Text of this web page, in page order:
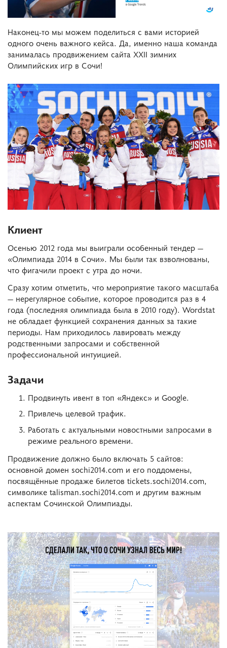
Наконец-то мы можем поделиться с вами историей
одного очень важного кейса. Да, именно наша команда
занималась продвижением сайта XXII зимних
Олимпийских игр в Сочи!
Клиент
Осенью 2012 года мы выиграли особенный тендер —
«Олимпиада 2014 в Сочи». Мы были так взволнованы,
что фигачили проект с утра до ночи.
Сразу хотим отметить, что мероприятие такого масштаба
— нерегулярное событие, которое проводится раз в 4
года (последняя олимпиада была в 2010 году). Wordstat
не обладает функцией сохранения данных за такие
периоды. Нам приходилось лавировать между
родственными запросами и собственной
профессиональной интуицией.
Задачи
Продвинуть ивент в топ «Яндекс» и Google.
Привлечь целевой трафик.
Работать с актуальными новостными запросами в
режиме реального времени.
Продвижение должно было включать 5 сайтов:
основной домен sochi2014.com и его поддомены,
посвящённые продаже билетов tickets.sochi2014.com,
символике talisman.sochi2014.com и другим важным
аспектам Сочинской Олимпиады.